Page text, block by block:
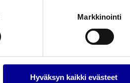
Markkinointi
Hyväksyn kaikki evästeet